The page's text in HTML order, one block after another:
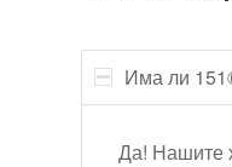
Има ли
Да! Нашите